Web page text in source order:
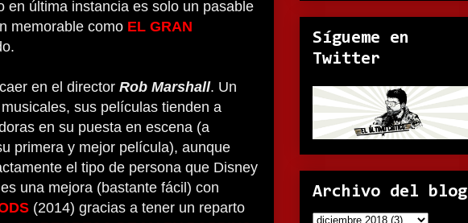
en última instancia es solo un pasable
memorable como EL GRAN
en el director Rob Marshall. Un
sus películas tienden a
en su puesta en escena (a
primera y mejor película), aunque
el tipo de persona que Disney
una mejora (bastante fácil) con
(2014) gracias a tener un reparto
Sígueme en
Twitter
Archivo del blog